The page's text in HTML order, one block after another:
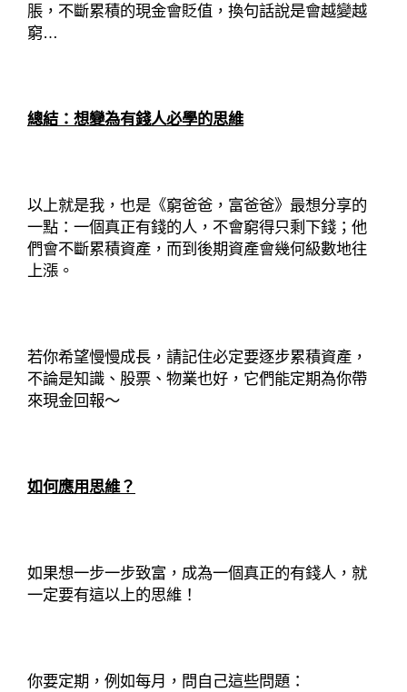
脹，不斷累積的現金會貶值，換句話說是會越變越
窮…
總結：想變為有錢人必學的思維
以上就是我，也是《窮爸爸，富爸爸》最想分享的
一點：一個真正有錢的人，不會窮得只剩下錢；他
們會不斷累積資產，而到後期資產會幾何級數地往
上漲。
若你希望慢慢成長，請記住必定要逐步累積資產，
不論是知識、股票、物業也好，它們能定期為你帶
來現金回報～
如何應用思維？
如果想一步一步致富，成為一個真正的有錢人，就
一定要有這以上的思維！
你要定期，例如每月，問自己這些問題：